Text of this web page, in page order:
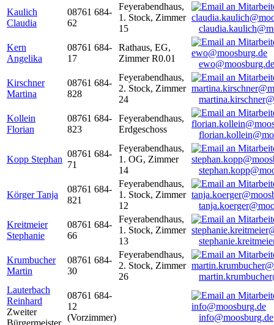
Kaulich
Claudia
08761 684-
62
Feyerabendhaus,
1. Stock, Zimmer
15
Kern
Angelika
08761 684-
17
Rathaus, EG,
Zimmer R0.01
ewo@moosburg.de
Kirschner
Martina
08761 684-
828
Feyerabendhaus,
2. Stock, Zimmer
24
Kollein
Florian
08761 684-
823
Feyerabendhaus,
Erdgeschoss
Kopp Stephan
08761 684-
71
Feyerabendhaus,
1. OG, Zimmer
14
Körger Tanja
08761 684-
821
Feyerabendhaus,
1. Stock, Zimmer
12
Kreitmeier
Stephanie
08761 684-
66
Feyerabendhaus,
1. Stock, Zimmer
13
Krumbucher
Martin
08761 684-
30
Feyerabendhaus,
2. Stock, Zimmer
26
Lauterbach
Reinhard
Zweiter
Bürgermeister
08761 684-
12
(Vorzimmer)
info@moosburg.de